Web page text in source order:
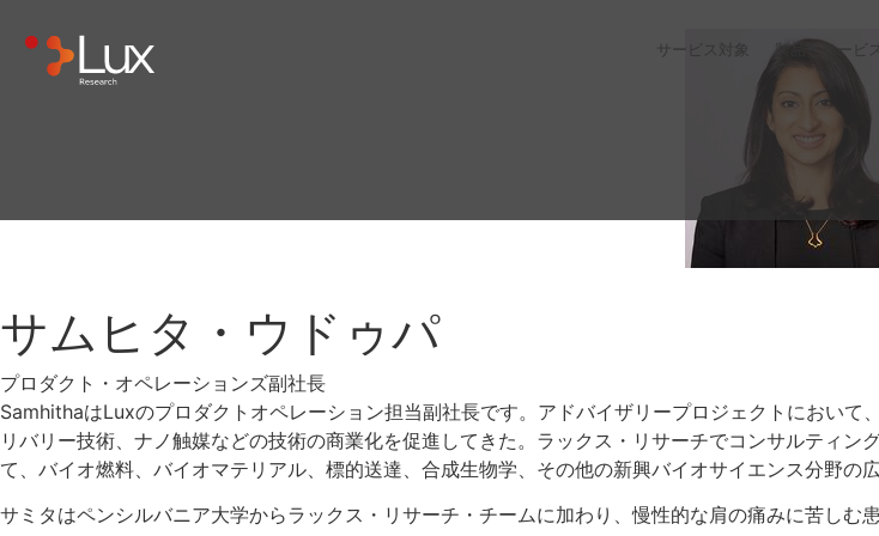
サービス対象 製品とサービス
サムヒタ・ウドゥパ
プロダクト・オペレーションズ副社長
SamhithaはLuxのプロダクトオペレーション担当副社長です。アドバイザリープロジェクトにおい
リバリー技術、ナノ触媒などの技術の商業化を促進してきた。ラックス・リサーチでコンサルティ
て、バイオ燃料、バイオマテリアル、標的送達、合成生物学、その他の新興バイオサイエンス分野の
サミタはペンシルバニア大学からラックス・リサーチ・チームに加わり、慢性的な肩の痛みに苦しむ